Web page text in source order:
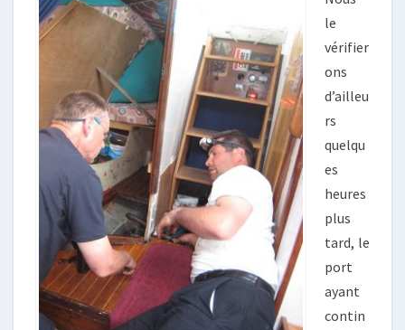
le
vérifier
ons
d’ailleu
rs
quelqu
es
heures
plus
tard, le
port
ayant
contin